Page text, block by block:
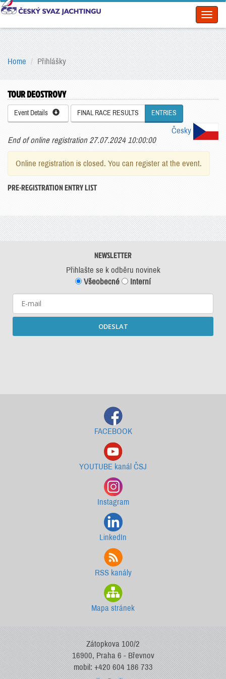
Home Přihlášky
TOUR DEOSTROVY
Event Details FINAL RACE RESULTS ENTRIES
Česky
End of online registration 27.07.2024 10:00:00
Online registration is closed. You can register at the event.
PRE-REGISTRATION ENTRY LIST
NEWSLETTER
Přihlašte se k odběru novinek
Všeobecné
Interní
ODESLAT
FACEBOOK
YOUTUBE kanál ČSJ
Instagram
LinkedIn
RSS kanály
Mapa stránek
Zátopkova 100/2
16900, Praha 6 - Břevnov
mobil: +420 604 186 733